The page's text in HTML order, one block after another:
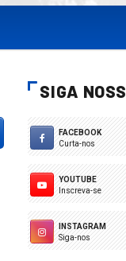
SIGA
FACEBOOK
Curta-nos
YOUTUBE
Inscreva-se
INSTAGRAM
Siga-nos